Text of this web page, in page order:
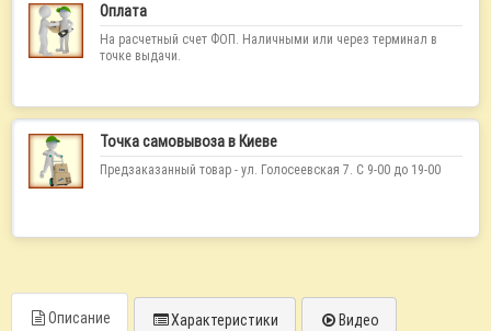
Оплата
На расчетный счет ФОП. Наличными или через терминал в
точке выдачи.
Точка самовывоза в Киеве
Предзаказанный товар - ул. Голосеевская 7. С 9-00 до 19-00
Описание Характеристики Видео